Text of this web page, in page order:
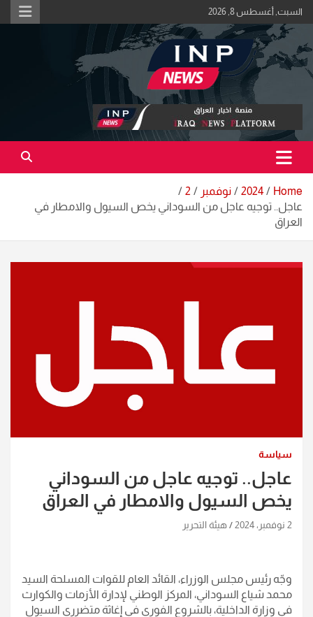
Skip
to
content
السبت, أغسطس 8, 2026
منصة اخبار العراق
اكبر منصة خبرية في العراق | #الحقيقة_اولاً
Home
2024 نوفمبر
2
عاجل.. توجيه عاجل من السوداني يخص السيول والامطار في
العراق
سياسة
عاجل.. توجيه عاجل من السوداني
يخص السيول والامطار في العراق
2 نوفمبر، 2024 هيئة التحرير
وجّه رئيس مجلس الوزراء، القائد العام للقوات المسلحة السيد
محمد شياع السوداني، المركز الوطني لإدارة الأزمات والكوارث
في وزارة الداخلية، بالشروع الفوري في إغاثة متضرري السيول